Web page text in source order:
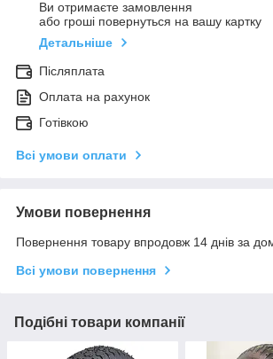
Ви отримаєте замовлення
або гроші повернуться на вашу картку
Детальніше
Післяплата
Оплата на рахунок
Готівкою
Всі умови оплати
Умови повернення
Повернення товару впродовж 14 днів за
Всі умови повернення
Подібні товари компанії